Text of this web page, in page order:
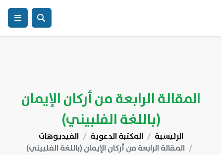
المقالة الرابعة من أركان الإيمان
(باللغة الفلبيني)
الرئيسية المكتبة الدعوية
الفيديوهات
المقالة الرابعة من أركان الإيمان (باللغة الفلبيني)